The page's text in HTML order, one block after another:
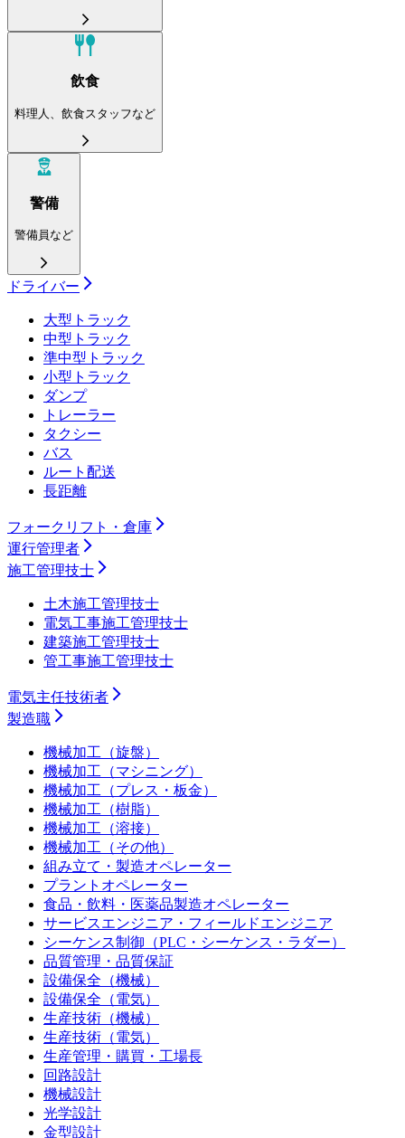
飲食
料理人、飲食スタッフなど
警備
警備員など
ドライバー
大型トラック
中型トラック
準中型トラック
小型トラック
ダンプ
トレーラー
タクシー
バス
ルート配送
長距離
フォークリフト・倉庫
運行管理者
施工管理技士
土木施工管理技士
電気工事施工管理技士
建築施工管理技士
管工事施工管理技士
電気主任技術者
製造職
機械加工（旋盤）
機械加工（マシニング）
機械加工（プレス・板金）
機械加工（樹脂）
機械加工（溶接）
機械加工（その他）
組み立て・製造オペレーター
プラントオペレーター
食品・飲料・医薬品製造オペレーター
サービスエンジニア・フィールドエンジニア
シーケンス制御（PLC・シーケンス・ラダー）
品質管理・品質保証
設備保全（機械）
設備保全（電気）
生産技術（機械）
生産技術（電気）
生産管理・購買・工場長
回路設計
機械設計
光学設計
金型設計